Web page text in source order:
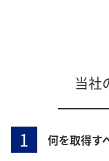
当社
1
何を取得す